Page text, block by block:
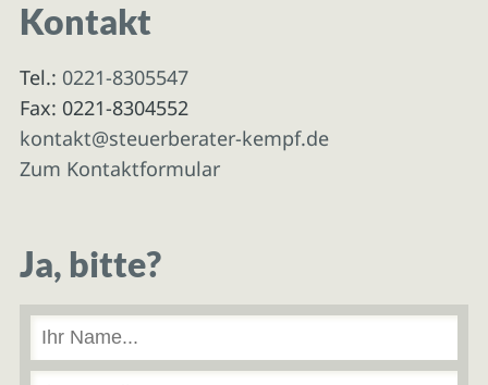
Kontakt
Tel.: 0221-8305547
Fax: 0221-8304552
kontakt@steuerberater-kempf.de
Zum Kontaktformular
Ja, bitte?